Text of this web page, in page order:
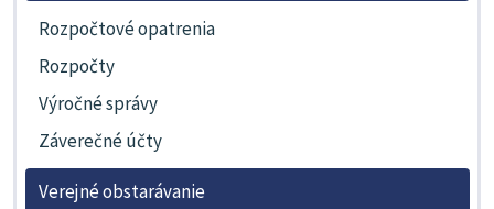
Rozpočtové opatrenia
Rozpočty
Výročné správy
Záverečné účty
Verejné obstarávanie